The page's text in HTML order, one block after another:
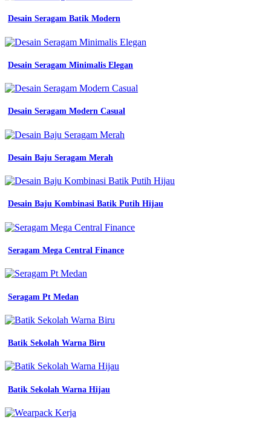
blazer
marun
seragam
kerja
kantor
blazer
kode
shopee
blazer
Pdh
Apa
marun
kerja
kantor
kode
c
shopee
seragam
wanita
blazer
kheki
pemda
903
jual
azkia
Desain Seragam Batik Modern
Desain Seragam Minimalis Elegan
Desain Seragam Modern Casual
Desain Baju Seragam Merah
Desain Baju Kombinasi Batik Putih Hijau
Seragam Mega Central Finance
Seragam Pt Medan
Batik Sekolah Warna Biru
Batik Sekolah Warna Hijau